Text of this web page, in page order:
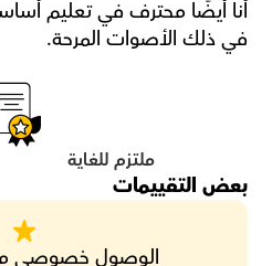
في ذلك الأصوات المرحة.
ملتزم للغاية
بعض التقييمات